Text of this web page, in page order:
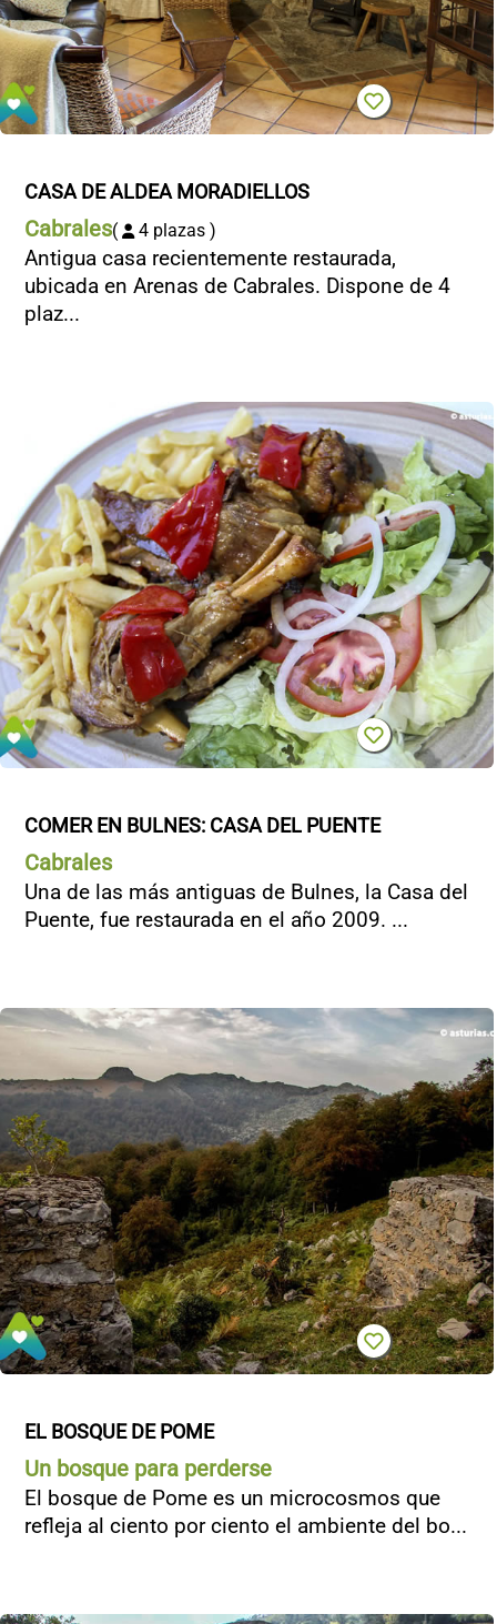
CASA DE ALDEA MORADIELLOS
Cabrales( 4 plazas )
Antigua casa recientemente restaurada,
ubicada en Arenas de Cabrales. Dispone de 4
plaz...
COMER EN BULNES: CASA DEL PUENTE
Cabrales
Una de las más antiguas de Bulnes, la Casa del
Puente, fue restaurada en el año 2009. ...
EL BOSQUE DE POME
Un bosque para perderse
El bosque de Pome es un microcosmos que
refleja al ciento por ciento el ambiente del bo...